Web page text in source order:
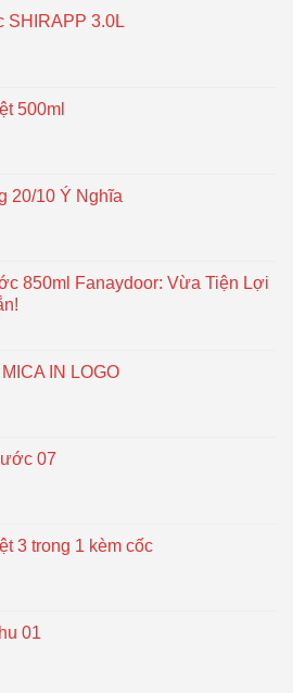
SHIRAPP 3.0L
500ml
20/10 Ý Nghĩa
850ml Fanaydoor: Vừa Tiện Lợi
IN LOGO
07
3 trong 1 kèm cốc
01